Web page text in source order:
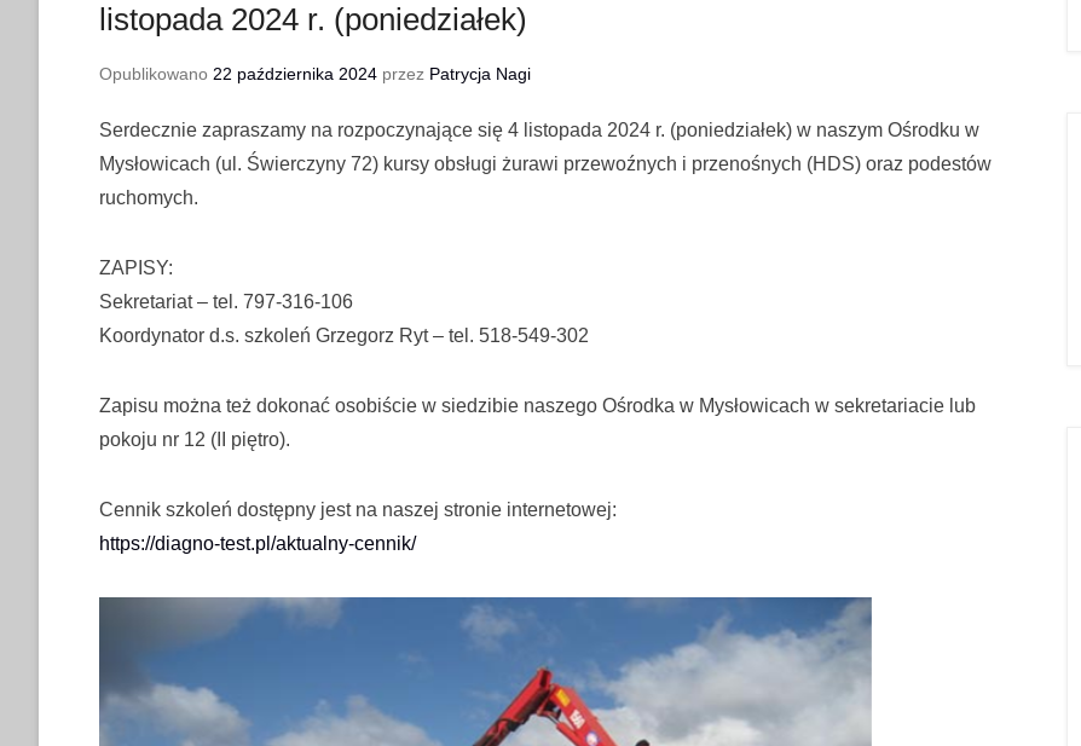
listopada 2024 r. (poniedziałek)
Opublikowano 22 października 2024 przez Patrycja Nagi
Serdecznie zapraszamy na rozpoczynające się 4 listopada 2024 r. (poniedziałek) w naszym Ośrodku w
Mysłowicach (ul. Świerczyny 72) kursy obsługi żurawi przewoźnych i przenośnych (HDS) oraz podestów
ruchomych.
ZAPISY:
Sekretariat – tel. 797-316-106
Koordynator d.s. szkoleń Grzegorz Ryt – tel. 518-549-302
Zapisu można też dokonać osobiście w siedzibie naszego Ośrodka w Mysłowicach w sekretariacie lub
pokoju nr 12 (II piętro).
Cennik szkoleń dostępny jest na naszej stronie internetowej:
https://diagno-test.pl/aktualny-cennik/